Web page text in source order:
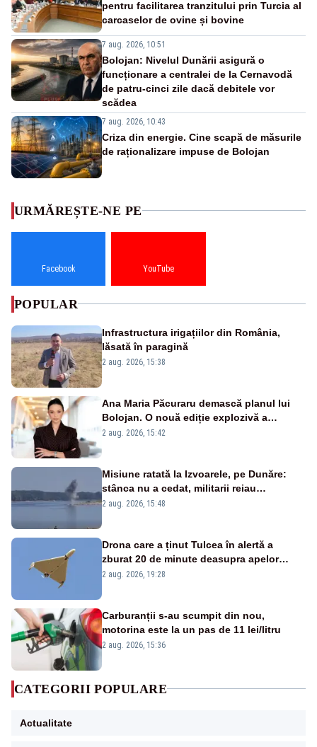
pentru facilitarea tranzitului prin Turcia al
carcaselor de ovine și bovine
7 aug. 2026, 10:51
Bolojan: Nivelul Dunării asigură o
funcționare a centralei de la Cernavodă
de patru-cinci zile dacă debitele vor
scădea
7 aug. 2026, 10:43
Criza din energie. Cine scapă de măsurile
de raționalizare impuse de Bolojan
URMĂREȘTE-NE PE
Facebook YouTube
POPULAR
Infrastructura irigațiilor din România,
lăsată în paragină
2 aug. 2026, 15:38
Ana Maria Păcuraru demască planul lui
Bolojan. O nouă ediție explozivă a
emisiunii „Miza Zilei” la Realitatea PLUS
2 aug. 2026, 15:42
Misiune ratată la Izvoarele, pe Dunăre:
stânca nu a cedat, militarii reiau
detonările luni – VIDEO
2 aug. 2026, 15:48
Drona care a ținut Tulcea în alertă a
zburat 20 de minute deasupra apelor
României. Au fost ridicate două F-16
2 aug. 2026, 19:28
Carburanții s-au scumpit din nou,
motorina este la un pas de 11 lei/litru
2 aug. 2026, 15:36
CATEGORII POPULARE
Actualitate